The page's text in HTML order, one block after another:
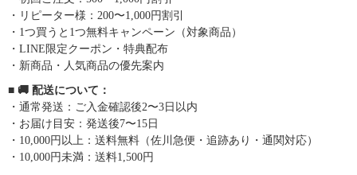
・リピーター様：200〜1,000円割引
・1つ買うと1つ無料キャンペーン（対象商品）
・LINE限定クーポン・特典配布
・新商品・人気商品の優先案内
■ 🚚 配送について：
・通常発送：ご入金確認後2〜3日以内
・お届け目安：発送後7〜15日
・10,000円以上：送料無料（佐川急便・追跡あり・通関対応）
・10,000円未満：送料1,500円